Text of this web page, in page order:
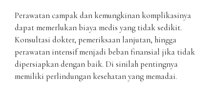
Perawatan campak dan kemungkinan komplikasinya
dapat memerlukan biaya medis yang tidak sedikit.
Konsultasi dokter, pemeriksaan lanjutan, hingga
perawatan intensif menjadi beban finansial jika tidak
dipersiapkan dengan baik. Di sinilah pentingnya
memiliki perlindungan kesehatan yang memadai.